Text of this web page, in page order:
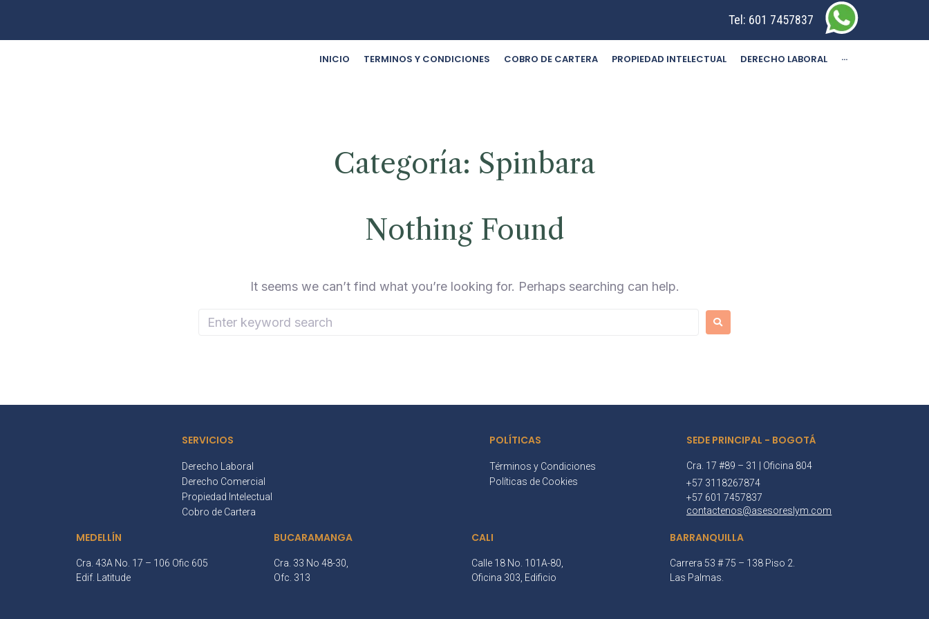
Tel: 601 7457837
INICIO TERMINOS Y CONDICIONES COBRO DE CARTERA PROPIEDAD INTELECTUAL DERECHO LABORAL ···
Categoría: Spinbara
Nothing Found
It seems we can’t find what you’re looking for. Perhaps searching can help.
SERVICIOS
Derecho Laboral
Derecho Comercial
Propiedad Intelectual
Cobro de Cartera
POLÍTICAS
Términos y Condiciones
Políticas de Cookies
SEDE PRINCIPAL - BOGOTÁ
Cra. 17 #89 – 31 | Oficina 804
+57 3118267874
+57 601 7457837
contactenos@asesoreslym.com
MEDELLÍN
Cra. 43A No. 17 – 106 Ofic 605
Edif. Latitude
BUCARAMANGA
Cra. 33 No 48-30,
Ofc. 313
CALI
Calle 18 No. 101A-80,
Oficina 303, Edificio
BARRANQUILLA
Carrera 53 # 75 – 138 Piso 2.
Las Palmas.